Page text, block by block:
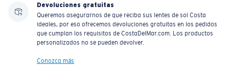
Devoluciones gratuitas
Queremos asegurarnos de que reciba sus lentes de sol Costa
ideales, por eso ofrecemos devoluciones gratuitas en los pedidos
que cumplan los requisitos de CostaDelMar.com. Los productos
personalizados no se pueden devolver.
Conozca más